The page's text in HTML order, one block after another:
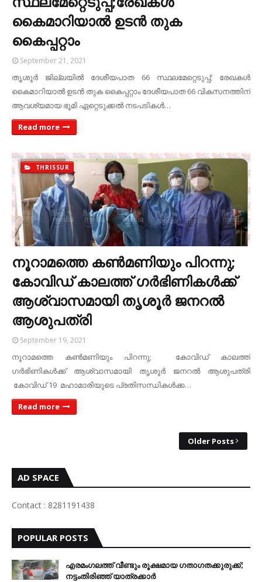
കൈമാറിയാൽ ഉടൻ തുക
കൈപ്പറ്റാം
September 21, 2021
തൃശൂർ ജില്ലയിൽ ദേശീയപാത 66 സ്ഥലമേറ്റെടുപ്പ്; രേഖകൾ
കൈമാറിയാൽ ഉടൻ തുക കൈപ്പറ്റാം ദേശീയപാത 66 വികസനത്തിന്
ആവശ്യമായ ഭൂമി ഏറ്റെടുക്കൽ നടപടികൾ…
Read more
THRISSUR
നൂറാമത്തെ കണ്‍മണിയും പിറന്നു;
കോവിഡ് കാലത്ത് ഗര്‍ഭിണികള്‍ക്ക്
ആശ്വാസമായി തൃശൂർ ജനറല്‍
ആശുപത്രി
September 19, 2021
നൂറാമത്തെ കണ്‍മണിയും പിറന്നു; കോവിഡ് കാലത്ത്
ഗര്‍ഭിണികള്‍ക്ക് ആശ്വാസമായി തൃശൂർ ജനറല്‍ ആശുപത്രി
കോവിഡ് 19 മഹാമാരിയുടെ പ്രതിസന്ധികള്‍ക്ക…
Read more
Older Posts
AD SPACE
Contact : 8281191438
POPULAR POSTS
എരമംഗലത്ത് വീണ്ടും രൂക്ഷമായ ഗതാഗതക്കുരുക്ക്;
നട്ടംതിരിഞ്ഞ് യാത്രക്കാർ